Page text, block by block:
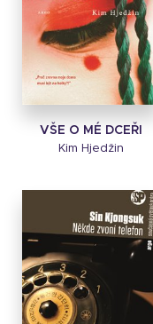
VŠE O MÉ DCEŘI
Kim Hjedžin